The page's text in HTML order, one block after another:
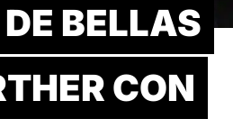
BELLAS
CON